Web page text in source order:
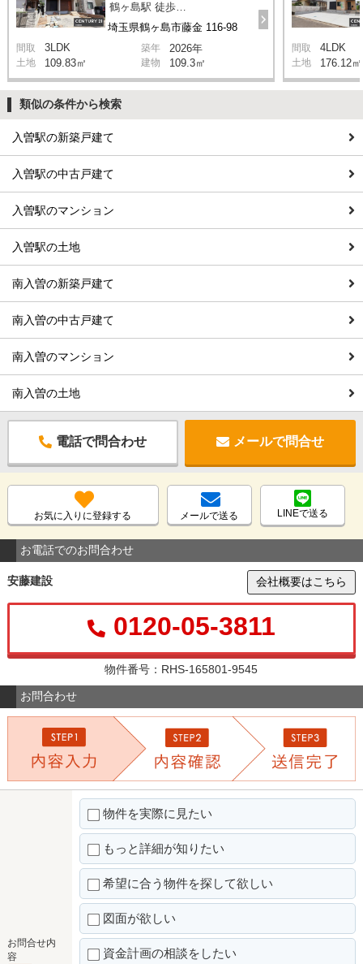
埼玉県鶴ヶ島市藤金 116-98
鶴ヶ島駅 徒歩27分
間取 3LDK 築年 2026年
土地 109.83㎡ 建物 109.3㎡
間取 4LDK
土地 176.12㎡
類似の条件から検索
入曽駅の新築戸建て
入曽駅の中古戸建て
入曽駅のマンション
入曽駅の土地
南入曽の新築戸建て
南入曽の中古戸建て
南入曽のマンション
南入曽の土地
電話で問合わせ メールで問合せ
お気に入りに登録する メールで送る LINEで送る
お電話でのお問合わせ
安藤建設 会社概要はこちら
0120-05-3811
物件番号：RHS-165801-9545
お問合わせ
お問合せ内
容
物件を実際に見たい
もっと詳細が知りたい
希望に合う物件を探して欲しい
図面が欲しい
資金計画の相談をしたい